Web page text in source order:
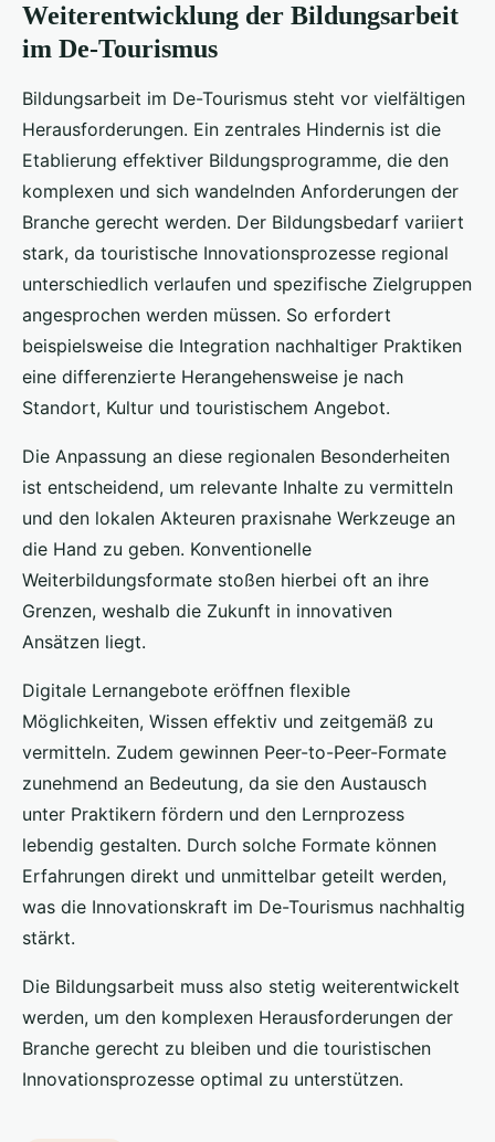
Weiterentwicklung der Bildungsarbeit
im De-Tourismus
Bildungsarbeit im De-Tourismus steht vor vielfältigen
Herausforderungen. Ein zentrales Hindernis ist die
Etablierung effektiver Bildungsprogramme, die den
komplexen und sich wandelnden Anforderungen der
Branche gerecht werden. Der Bildungsbedarf variiert
stark, da touristische Innovationsprozesse regional
unterschiedlich verlaufen und spezifische Zielgruppen
angesprochen werden müssen. So erfordert
beispielsweise die Integration nachhaltiger Praktiken
eine differenzierte Herangehensweise je nach
Standort, Kultur und touristischem Angebot.
Die Anpassung an diese regionalen Besonderheiten
ist entscheidend, um relevante Inhalte zu vermitteln
und den lokalen Akteuren praxisnahe Werkzeuge an
die Hand zu geben. Konventionelle
Weiterbildungsformate stoßen hierbei oft an ihre
Grenzen, weshalb die Zukunft in innovativen
Ansätzen liegt.
Digitale Lernangebote eröffnen flexible
Möglichkeiten, Wissen effektiv und zeitgemäß zu
vermitteln. Zudem gewinnen Peer-to-Peer-Formate
zunehmend an Bedeutung, da sie den Austausch
unter Praktikern fördern und den Lernprozess
lebendig gestalten. Durch solche Formate können
Erfahrungen direkt und unmittelbar geteilt werden,
was die Innovationskraft im De-Tourismus nachhaltig
stärkt.
Die Bildungsarbeit muss also stetig weiterentwickelt
werden, um den komplexen Herausforderungen der
Branche gerecht zu bleiben und die touristischen
Innovationsprozesse optimal zu unterstützen.